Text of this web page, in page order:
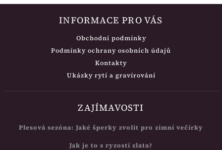
INFORMACE PRO VÁS
Obchodní podmínky
Podmínky ochrany osobních údajů
Kontakty
Ukázky rytí a gravírování
ZAJÍMAVOSTI
Plesová sezóna: Jaké šperky zvolit pro zimní večírky
Jak je to s ryzostí zlata?